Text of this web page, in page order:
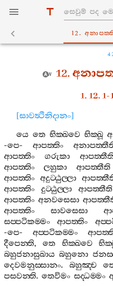
12.
12.
1. 12. 1-
[සාවත්‍ථිනිදානං]
යෙ තෙ භික‍්ඛවෙ භික‍්ඛූ
-පෙ- ආපත‍්තිං
ආපත‍්තිං
ගරුකා ආපත‍්තීති
ආපත‍්තිං
ලහුකා ආපත‍්තීති
ආපත‍්තිං අදුට‍්ඨුල‍්ලා
ආපත‍්තිං
දුට‍්ඨුල‍්ලා ආපත‍්තීති
ආපත‍්තිං අනවසෙසා
ආපත‍්තිං
සාවසෙසා
සප‍්පටිකම‍්මං
ආපත‍්තිං
-පෙ- අප‍්පටිකම‍්මං
දීපෙන‍්ති, තෙ භික‍්ඛවෙ
බහුජනාසුඛාය බහුනො
දෙවමනුස‍්සානං. බහුඤ‍්ච
පසවන‍්ති. තෙවිමං සද‍්ධම‍්මං